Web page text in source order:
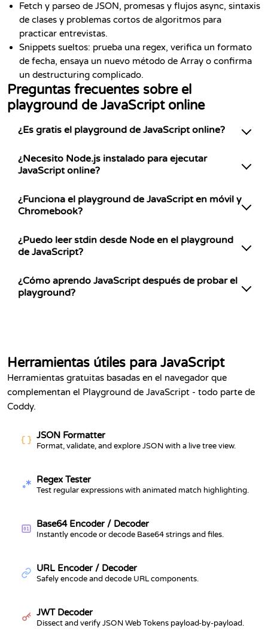
Fetch y parseo de JSON, promesas y flujos async, sintaxis
de clases y problemas cortos de algoritmos para
practicar entrevistas.
Snippets sueltos: prueba una regex, verifica un formato
de fecha, ensaya un nuevo método de Array o confirma
un destructuring complicado.
Preguntas frecuentes sobre el
playground de JavaScript online
¿Es gratis el playground de JavaScript online?
¿Necesito Node.js instalado para ejecutar
JavaScript online?
¿Funciona el playground de JavaScript en móvil y
Chromebook?
¿Puedo leer stdin desde Node en el playground
de JavaScript?
¿Cómo aprendo JavaScript después de probar el
playground?
Herramientas útiles para JavaScript
Herramientas gratuitas basadas en el navegador que
complementan el Playground de JavaScript - todo parte de
Coddy.
JSON Formatter
Format, validate, and explore JSON with a live tree view.
Regex Tester
Test regular expressions with animated match highlighting.
01 Base64 Encoder / Decoder
Instantly encode or decode Base64 strings and files.
URL Encoder / Decoder
Safely encode and decode URL components.
JWT Decoder
Dissect and verify JSON Web Tokens payload-by-payload.